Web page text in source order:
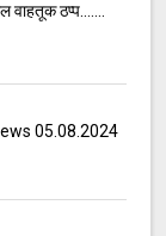
वाहतूक ठप्प.......
05.08.2024